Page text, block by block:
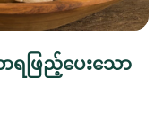
ရဖြည့်ပေးသော